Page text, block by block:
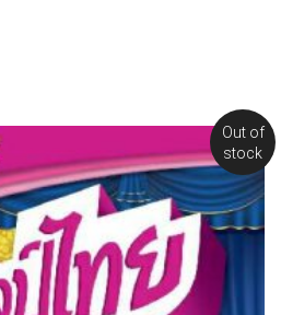
Out of
stock